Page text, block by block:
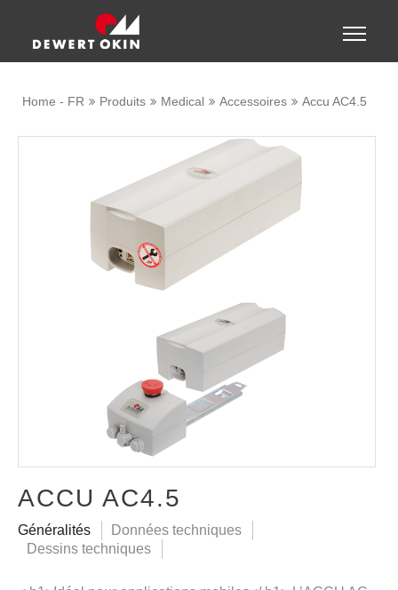
Toggle
Home - FR Produits Medical Accessoires Accu AC4.5
ACCU AC4.5
Généralités
Données techniques
Dessins techniques